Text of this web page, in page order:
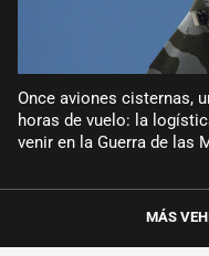
Once aviones cisternas,
horas de vuelo: la
venir en la Guerra de las
MÁS